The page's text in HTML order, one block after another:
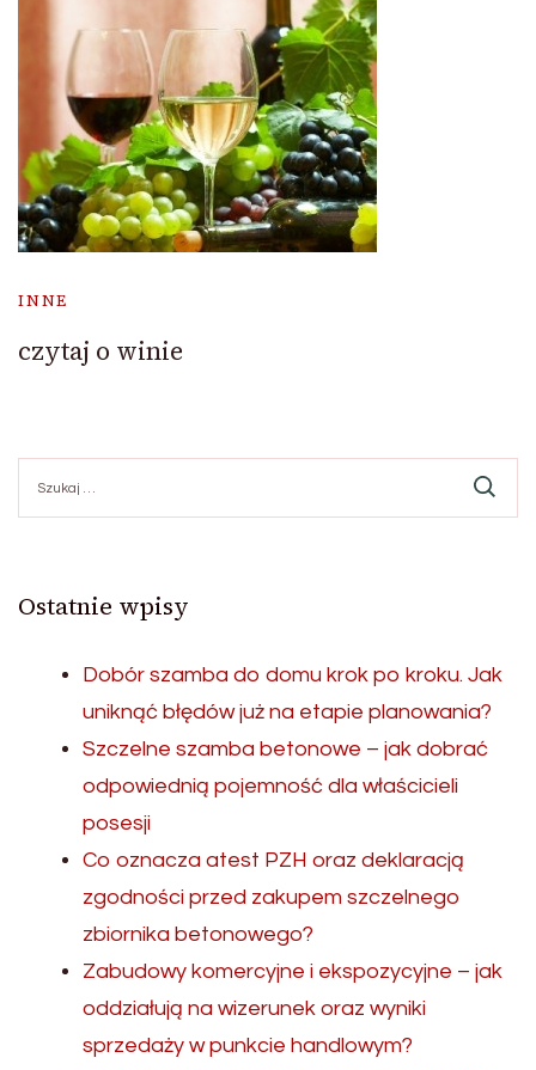
INNE
czytaj o winie
Ostatnie wpisy
Dobór szamba do domu krok po kroku. Jak
uniknąć błędów już na etapie planowania?
Szczelne szamba betonowe – jak dobrać
odpowiednią pojemność dla właścicieli
posesji
Co oznacza atest PZH oraz deklaracją
zgodności przed zakupem szczelnego
zbiornika betonowego?
Zabudowy komercyjne i ekspozycyjne – jak
oddziałują na wizerunek oraz wyniki
sprzedaży w punkcie handlowym?